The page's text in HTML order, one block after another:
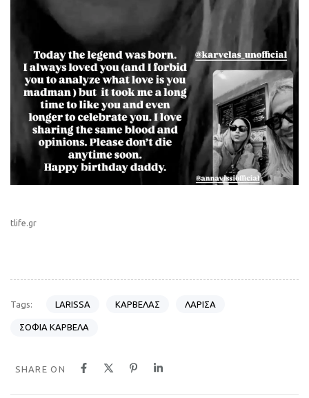
tlife.gr
Tags: LARISSA ΚΑΡΒΕΛΑΣ ΛΑΡΙΣΑ
ΣΟΦΙΑ ΚΑΡΒΕΛΑ
SHARE ON